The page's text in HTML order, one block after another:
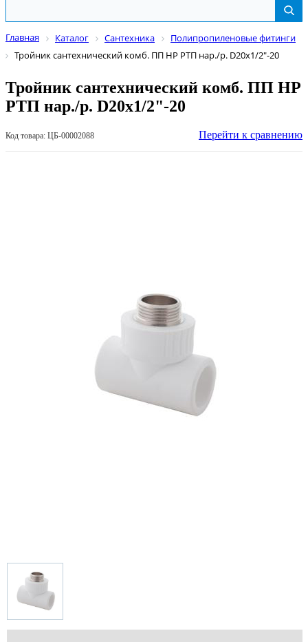
Главная Каталог Сантехника
Полипропиленовые фитинги
Тройник сантехнический комб. ПП НР РТП нар./р. D20х1/2"-20
Тройник сантехнический комб. ПП НР
РТП нар./р. D20х1/2"-20
Код товара: ЦБ-00002088 Перейти к сравнению